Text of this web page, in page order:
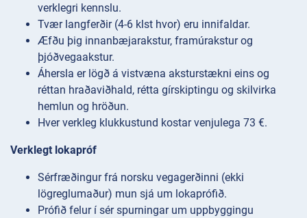
verklegri kennslu.
Tvær langferðir (4-6 klst hvor) eru innifaldar.
Æfðu þig innanbæjarakstur, framúrakstur og
þjóðvegaakstur.
Áhersla er lögð á vistvæna aksturstækni eins og
réttan hraðaviðhald, rétta gírskiptingu og skilvirka
hemlun og hröðun.
Hver verkleg klukkustund kostar venjulega 73 €.
Verklegt lokapróf
Sérfræðingur frá norsku vegagerðinni (ekki
lögreglumaður) mun sjá um lokaprófið.
Prófið felur í sér spurningar um uppbyggingu